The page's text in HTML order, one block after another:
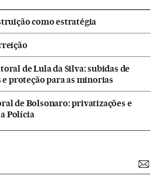
como estratégia
de Lula da Silva: subidas de
proteção para as minorias
de Bolsonaro: privatizações e
Polícia